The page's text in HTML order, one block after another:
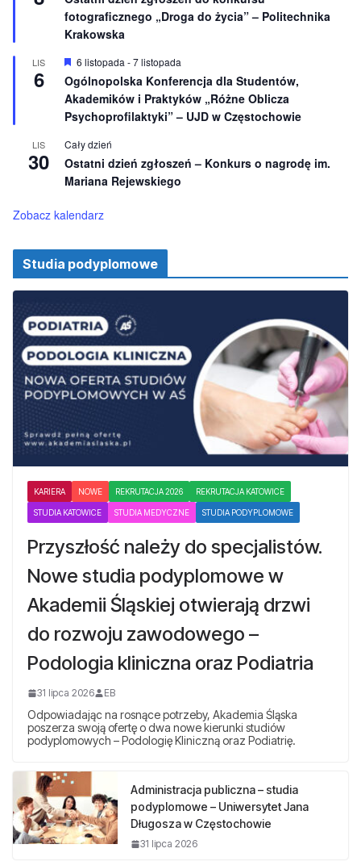
o
n
e
r
ó
ż
n
i
o
n
e
fotograficznego „Droga do życia” – Politechnika
Krakowska
LIS
6
W
r
ó
ż
n
o
n
e
6 listopada -7 listopada
Ogólnopolska Konferencja dla Studentów,
Akademików i Praktyków „Różne Oblicza
Psychoprofilaktyki” – UJD w Częstochowie
LIS
30
Cały dzień
Ostatni dzień zgłoszeń – Konkurs o nagrodę im.
Mariana Rejewskiego
Zobacz kalendarz
Studia podyplomowe
KARIERA NOWE REKRUTACJA 2026 REKRUTACJA KATOWICE
STUDIA KATOWICE STUDIA MEDYCZNE STUDIA PODYPLOMOWE
Przyszłość należy do specjalistów.
Nowe studia podyplomowe w
Akademii Śląskiej otwierają drzwi
do rozwoju zawodowego –
Podologia kliniczna oraz Podiatria
31 lipca 2026 EB
Odpowiadając na rosnące potrzeby, Akademia Śląska
poszerza swoją ofertę o dwa nowe kierunki studiów
podyplomowych – Podologię Kliniczną oraz Podiatrię.
Administracja publiczna – studia
podyplomowe – Uniwersytet Jana
Długosza w Częstochowie
31 lipca 2026